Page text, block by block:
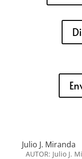
Julio J. Miranda
AUTOR: Julio J.